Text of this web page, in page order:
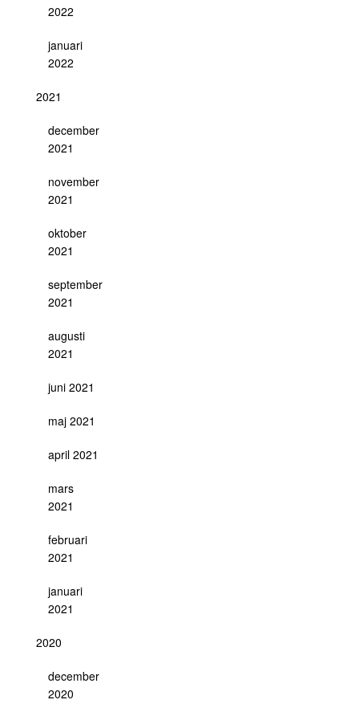
2022
januari
2022
2021
december
2021
november
2021
oktober
2021
september
2021
augusti
2021
juni 2021
maj 2021
april 2021
mars
2021
februari
2021
januari
2021
2020
december
2020